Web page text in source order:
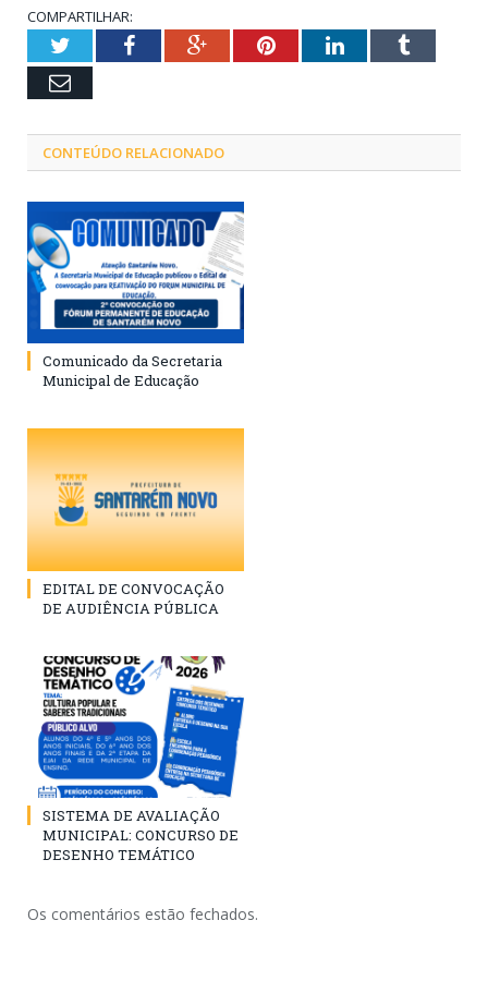
COMPARTILHAR:
TwitterFacebookGoogle+PinterestLinkedInTumblr
Email
CONTEÚDO RELACIONADO
Comunicado da Secretaria
Municipal de Educação
EDITAL DE CONVOCAÇÃO
DE AUDIÊNCIA PÚBLICA
SISTEMA DE AVALIAÇÃO
MUNICIPAL: CONCURSO DE
DESENHO TEMÁTICO
Os comentários estão fechados.